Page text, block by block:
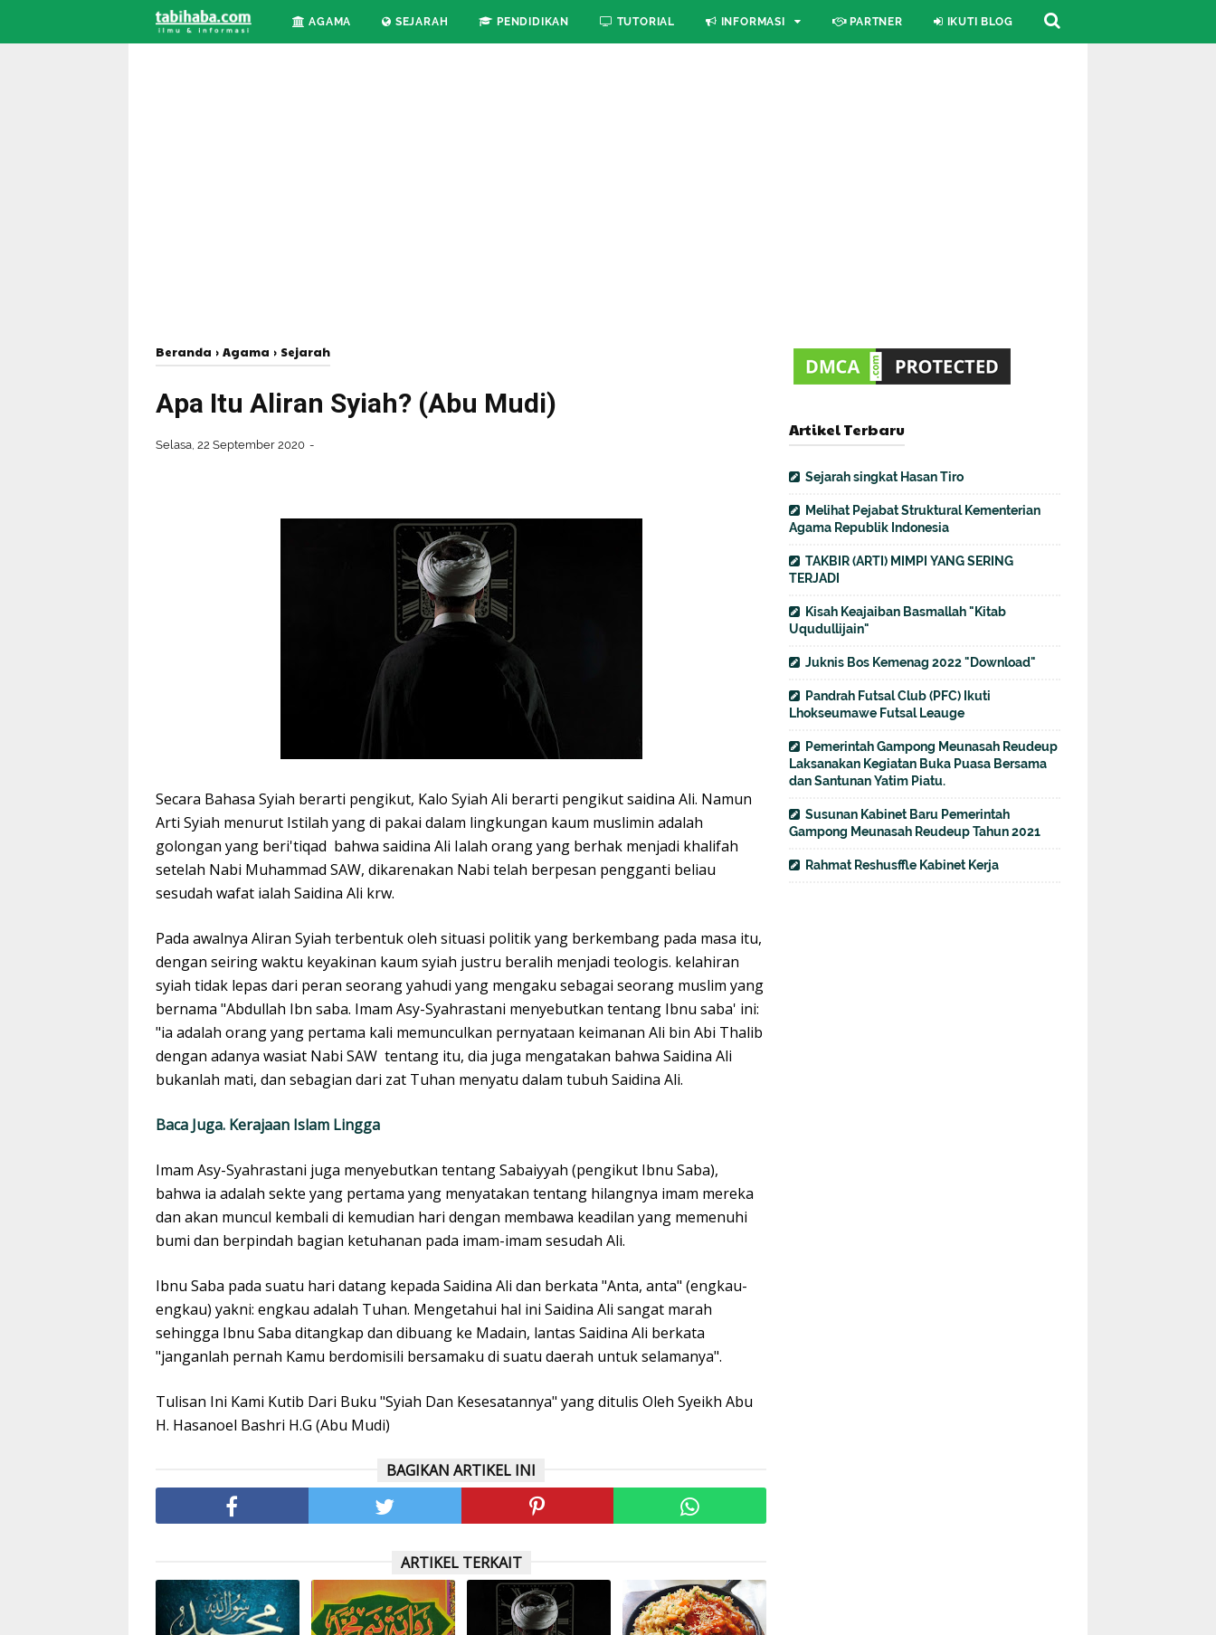
AGAMA SEJARAH PENDIDIKAN TUTORIAL INFORMASI PARTNER IKUTI BLOG
Beranda › Agama › Sejarah
Apa Itu Aliran Syiah? (Abu Mudi)
Selasa, 22 September 2020
Secara Bahasa Syiah berarti pengikut, Kalo Syiah Ali berarti pengikut saidina Ali. Namun
Arti Syiah menurut Istilah yang di pakai dalam lingkungan kaum muslimin adalah
golongan yang beri'tiqad bahwa saidina Ali Ialah orang yang berhak menjadi khalifah
setelah Nabi Muhammad SAW, dikarenakan Nabi telah berpesan pengganti beliau
sesudah wafat ialah Saidina Ali krw.
Pada awalnya Aliran Syiah terbentuk oleh situasi politik yang berkembang pada masa itu,
dengan seiring waktu keyakinan kaum syiah justru beralih menjadi teologis. kelahiran
syiah tidak lepas dari peran seorang yahudi yang mengaku sebagai seorang muslim yang
bernama "Abdullah Ibn saba. Imam Asy-Syahrastani menyebutkan tentang Ibnu saba' ini:
"ia adalah orang yang pertama kali memunculkan pernyataan keimanan Ali bin Abi Thalib
dengan adanya wasiat Nabi SAW tentang itu, dia juga mengatakan bahwa Saidina Ali
bukanlah mati, dan sebagian dari zat Tuhan menyatu dalam tubuh Saidina Ali.
Baca Juga. Kerajaan Islam Lingga
Imam Asy-Syahrastani juga menyebutkan tentang Sabaiyyah (pengikut Ibnu Saba),
bahwa ia adalah sekte yang pertama yang menyatakan tentang hilangnya imam mereka
dan akan muncul kembali di kemudian hari dengan membawa keadilan yang memenuhi
bumi dan berpindah bagian ketuhanan pada imam-imam sesudah Ali.
Ibnu Saba pada suatu hari datang kepada Saidina Ali dan berkata "Anta, anta" (engkau-
engkau) yakni: engkau adalah Tuhan. Mengetahui hal ini Saidina Ali sangat marah
sehingga Ibnu Saba ditangkap dan dibuang ke Madain, lantas Saidina Ali berkata
"janganlah pernah Kamu berdomisili bersamaku di suatu daerah untuk selamanya".
Tulisan Ini Kami Kutib Dari Buku "Syiah Dan Kesesatannya" yang ditulis Oleh Syeikh Abu
H. Hasanoel Bashri H.G (Abu Mudi)
BAGIKAN ARTIKEL INI
ARTIKEL TERKAIT
Artikel Terbaru
Sejarah singkat Hasan Tiro
Melihat Pejabat Struktural Kementerian
Agama Republik Indonesia
TAKBIR (ARTI) MIMPI YANG SERING
TERJADI
Kisah Keajaiban Basmallah "Kitab
Uqudullijain"
Juknis Bos Kemenag 2022 "Download"
Pandrah Futsal Club (PFC) Ikuti
Lhokseumawe Futsal Leauge
Pemerintah Gampong Meunasah Reudeup
Laksanakan Kegiatan Buka Puasa Bersama
dan Santunan Yatim Piatu.
Susunan Kabinet Baru Pemerintah
Gampong Meunasah Reudeup Tahun 2021
Rahmat Reshusffle Kabinet Kerja